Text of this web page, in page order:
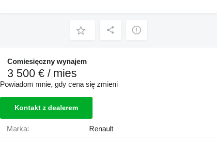
Comiesięczny wynajem
3 500 € / mies
Powiadom mnie, gdy cena się zmieni
Kontakt z dealerem
Marka: Renault